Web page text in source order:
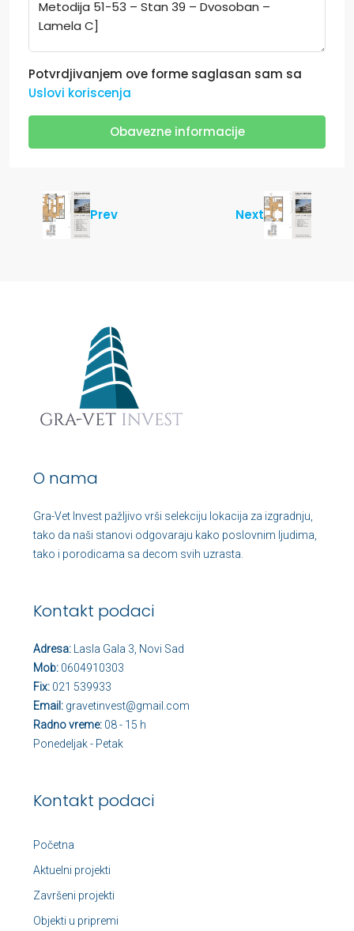
Potvrdjivanjem ove forme saglasan sam sa
Uslovi koriscenja
Obavezne informacije
Prev Next
O nama
Gra-Vet Invest pažljivo vrši selekciju lokacija za izgradnju,
tako da naši stanovi odgovaraju kako poslovnim ljudima,
tako i porodicama sa decom svih uzrasta.
Kontakt podaci
Adresa: Lasla Gala 3, Novi Sad
Mob: 0604910303
Fix: 021 539933
Email: gravetinvest@gmail.com
Radno vreme: 08 - 15 h
Ponedeljak - Petak
Kontakt podaci
Početna
Aktuelni projekti
Završeni projekti
Objekti u pripremi